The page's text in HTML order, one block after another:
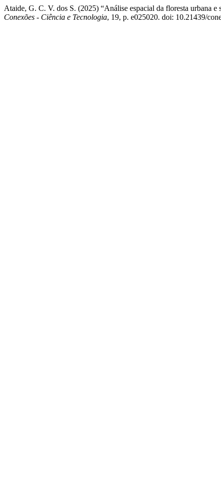
Ataide, G. C. V. dos S. (2025) “Análise espacial da floresta urbana
Conexões - Ciência e Tecnologia, 19, p. e025020. doi: 10.21439/